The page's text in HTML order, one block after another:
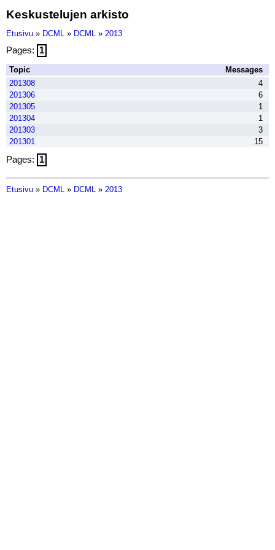
Keskustelujen arkisto
Etusivu » DCML » DCML » 2013
Pages: 1
Topic
Messages
201308
4
201306
6
201305
1
201304
1
201303
3
201301
15
Pages: 1
Etusivu » DCML » DCML » 2013